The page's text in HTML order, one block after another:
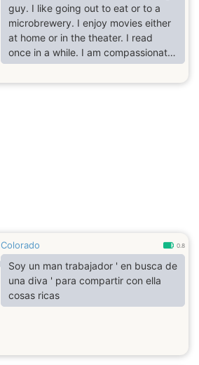
guy. I like going out to eat or to a
microbrewery. I enjoy movies either
at home or in the theater. I read
once in a while. I am compassionate
and affectionate. I love PDA.
Colorado 0.8
Soy un man trabajador ' en busca de
una diva ' para compartir con ella
cosas ricas